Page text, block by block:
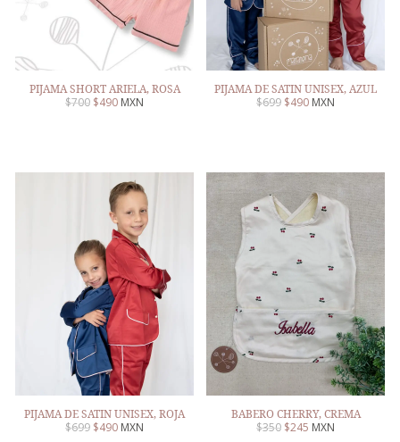
PIJAMA SHORT ARIELA, ROSA
$700 $490 MXN
PIJAMA DE SATIN UNISEX, AZUL
$699 $490 MXN
PIJAMA DE SATIN UNISEX, ROJA
$699 $490 MXN
BABERO CHERRY, CREMA
$350 $245 MXN